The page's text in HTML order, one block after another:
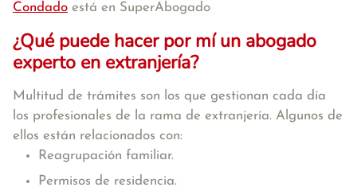
Condado está en SuperAbogado
¿Qué puede hacer por mí un abogado
experto en extranjería?
Multitud de trámites son los que gestionan cada día
los profesionales de la rama de extranjería. Algunos de
ellos están relacionados con:
Reagrupación familiar.
Permisos de residencia.